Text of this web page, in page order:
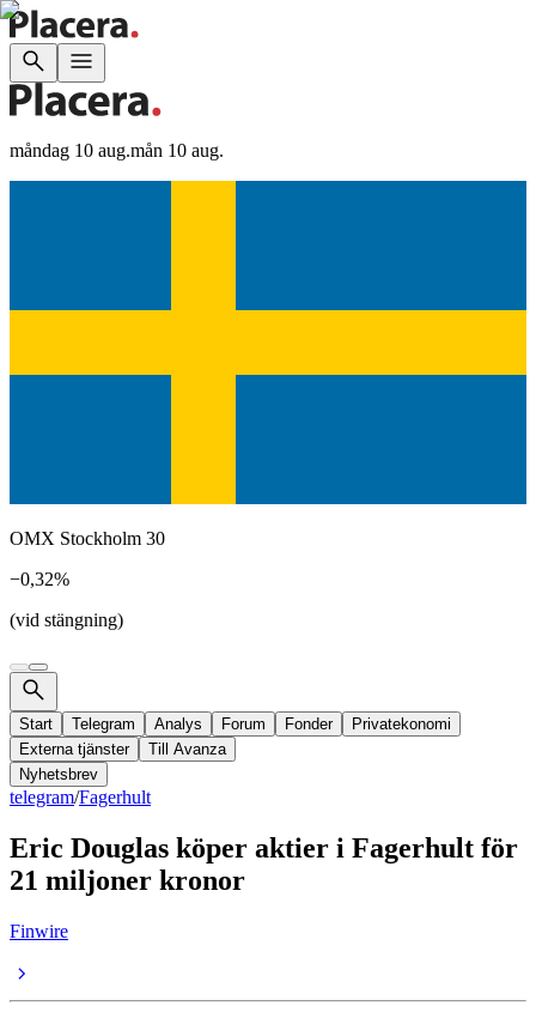
måndag 10 aug.mån 10 aug.
OMX Stockholm 30
−0,32%
(vid stängning)
Start Telegram Analys Forum Fonder
Privatekonomi
Externa tjänster
Till Avanza
Nyhetsbrev
telegram/Fagerhult
Eric Douglas köper aktier i Fagerhult för
21 miljoner kronor
Finwire